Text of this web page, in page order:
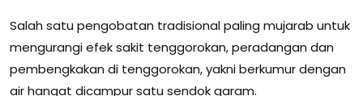
Salah satu pengobatan tradisional paling mujarab untuk
mengurangi efek sakit tenggorokan, peradangan dan
pembengkakan di tenggorokan, yakni berkumur dengan
air hangat dicampur satu sendok garam.